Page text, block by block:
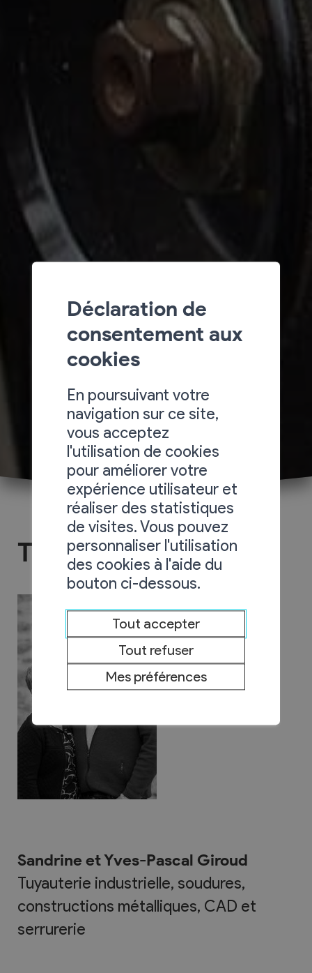
Ti-Tech SA
Sandrine et Yves-Pascal Giroud
Tuyauterie industrielle, soudures,
constructions métalliques, CAD et
serrurerie
Déclaration de
consentement aux
cookies
En poursuivant votre
navigation sur ce site,
vous acceptez
l'utilisation de cookies
pour améliorer votre
expérience utilisateur et
réaliser des statistiques
de visites. Vous pouvez
personnaliser l'utilisation
des cookies à l'aide du
bouton ci-dessous.
Tout accepter
Tout refuser
Mes préférences